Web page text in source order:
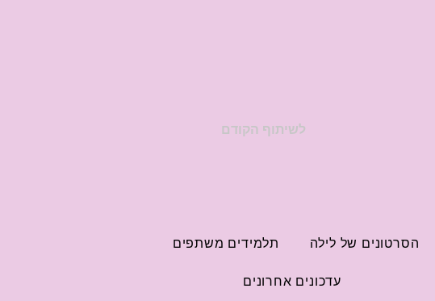
לשיתוף הקודם
הסרטונים של לילה תלמידים משתפים
עדכונים אחרונים